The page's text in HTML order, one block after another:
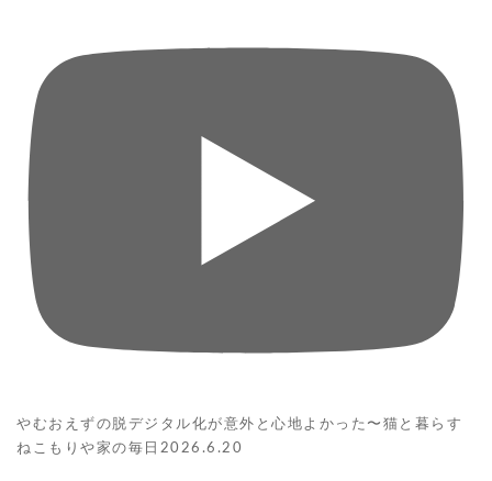
やむおえずの脱デジタル化が意外と心地よかった〜猫と暮らす
ねこもりや家の毎日2026.6.20